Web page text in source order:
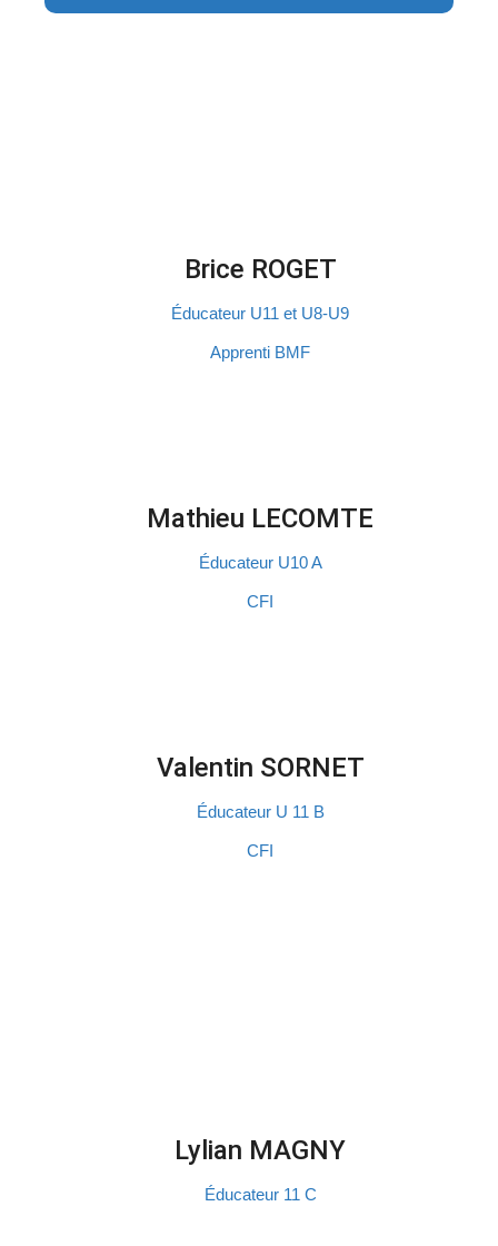
Brice ROGET​
Éducateur U11 et U8-U9
Apprenti BMF
Mathieu LECOMTE
Éducateur U10 A
CFI
Valentin SORNET
Éducateur U 11 B
CFI
Lylian MAGNY
Éducateur 11 C